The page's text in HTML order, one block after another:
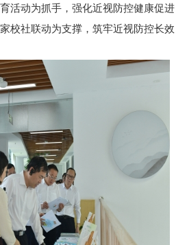
活动为抓手，强化近视防控健康促进
校社联动为支撑，筑牢近视防控长效